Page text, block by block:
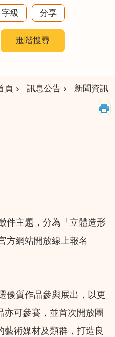
字級 分享
進階搜尋
頁 訊息公告 新聞資訊
件主題，分為「立體造形
方網站開放線上報名
優質作品參與展出，以更
可參賽，並首次開放團
術媒材及類群，打造良